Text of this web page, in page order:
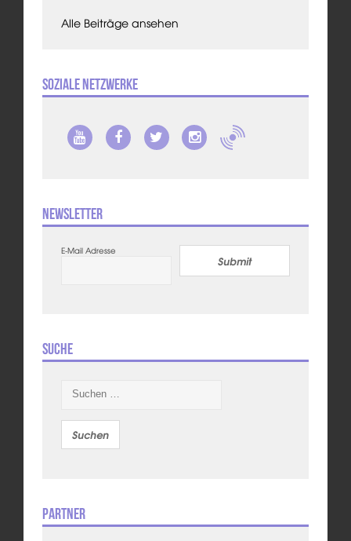
Alle Beiträge ansehen
Soziale Netzwerke
Newsletter
E-Mail Adresse
Submit
Suche
nach:
Partner